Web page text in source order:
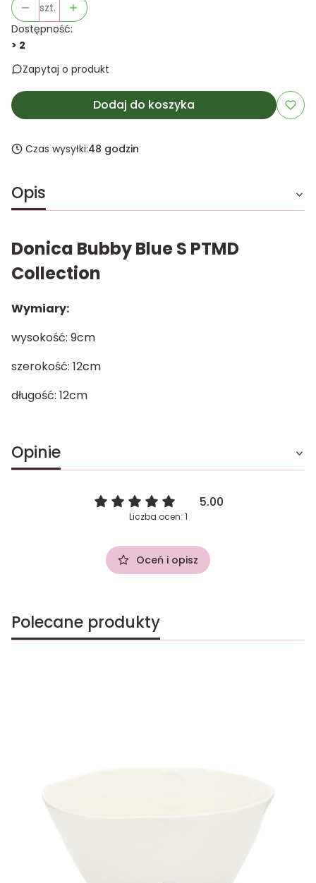
szt.
Dostępność:
> 2
Zapytaj o produkt
Dodaj do koszyka
Czas wysyłki:48 godzin
Opis
Donica Bubby Blue S PTMD
Collection
Wymiary:
wysokość: 9cm
szerokość: 12cm
długość: 12cm
Opinie
5.00
Liczba ocen: 1
Oceń i opisz
Polecane produkty